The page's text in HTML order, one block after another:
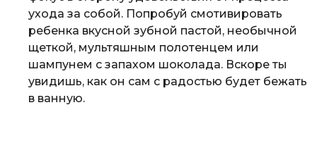
ухода за собой. Попробуй смотивировать
ребенка вкусной зубной пастой, необычной
щеткой, мультяшным полотенцем или
шампунем с запахом шоколада. Вскоре ты
увидишь, как он сам с радостью будет бежать
в ванную.